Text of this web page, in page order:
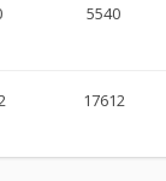
5540
17612